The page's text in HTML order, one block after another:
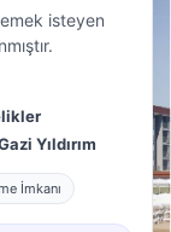
isteyen
Yıldırım
İmkanı